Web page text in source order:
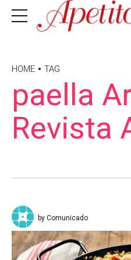
HOME TAG
paella
Revista
by Comunicado